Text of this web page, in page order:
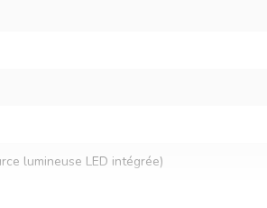
lumineuse LED intégrée)